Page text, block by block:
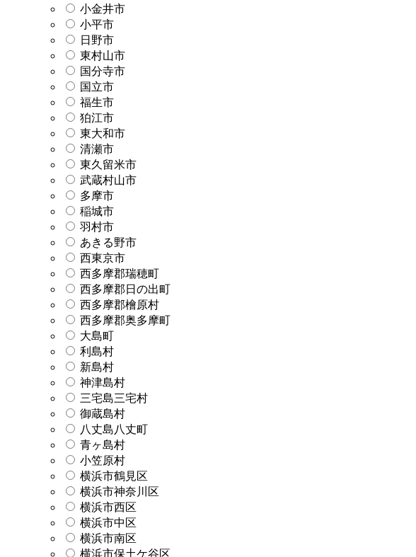
小金井市
小平市
日野市
東村山市
国分寺市
国立市
福生市
狛江市
東大和市
清瀬市
東久留米市
武蔵村山市
多摩市
稲城市
羽村市
あきる野市
西東京市
西多摩郡瑞穂町
西多摩郡日の出町
西多摩郡檜原村
西多摩郡奥多摩町
大島町
利島村
新島村
神津島村
三宅島三宅村
御蔵島村
八丈島八丈町
青ヶ島村
小笠原村
横浜市鶴見区
横浜市神奈川区
横浜市西区
横浜市中区
横浜市南区
横浜市保土ケ谷区